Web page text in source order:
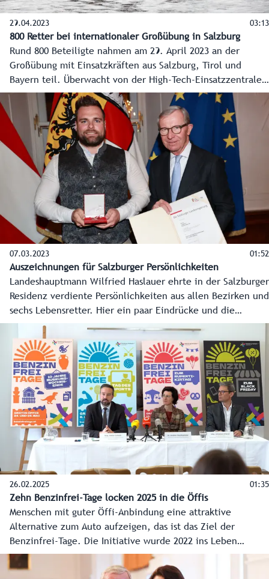
29.04.2023 03:13
800 Retter bei internationaler Großübung in Salzburg
Rund 800 Beteiligte nahmen am 29. April 2023 an der
Großübung mit Einsatzkräften aus Salzburg, Tirol und
Bayern teil. Überwacht von der High-Tech-Einsatzzentrale
in der Stadt Salzburg wurden an vier Schauplätzen im
Bundesland die simulierten Auswirkungen eines starken
Unwetters bekämpft, dabei Menschen aus Siedlungen,
eingestürzten Gebäuden und der Salzach sowie einem
entgleisten Zug gerettet.
07.03.2023 01:52
Auszeichnungen für Salzburger Persönlichkeiten
Landeshauptmann Wilfried Haslauer ehrte in der Salzburger
Residenz verdiente Persönlichkeiten aus allen Bezirken und
sechs Lebensretter. Hier ein paar Eindrücke und die
Stimmen vom festlichen Abend.
26.02.2025 01:35
Zehn Benzinfrei-Tage locken 2025 in die Öffis
Menschen mit guter Öffi-Anbindung eine attraktive
Alternative zum Auto aufzeigen, das ist das Ziel der
Benzinfrei-Tage. Die Initiative wurde 2022 ins Leben
gerufen und hat im letzten Jahr 900.000 Fahrgäste in Bus
und Bahn gelockt. Um den Erfolg auch 2025 weiter